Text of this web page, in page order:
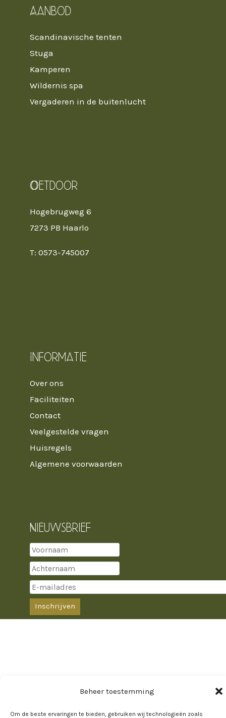
Beheer toestemming
Om de beste ervaringen te bieden, gebruiken wij technologieën zoals
Aanbod
Scandinavische tenten
Stuga
Kamperen
Wildernis spa
Vergaderen in de buitenlucht
Oetdoor
Hogebrugweg 6
7273 PB Haarlo
T: 0573-745007
Informatie
Over ons
Faciliteiten
Contact
Veelgestelde vragen
Huisregels
Algemene voorwaarden
Nieuwsbrief